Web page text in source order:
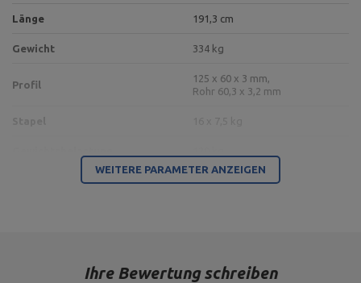
Länge 191,3 cm
Gewicht 334 kg
Profil
125 x 60 x 3 mm,
Rohr 60,3 x 3,2 mm
4 Positionen
WEITERE PARAMETER ANZEIGEN
Ihre Bewertung schreiben